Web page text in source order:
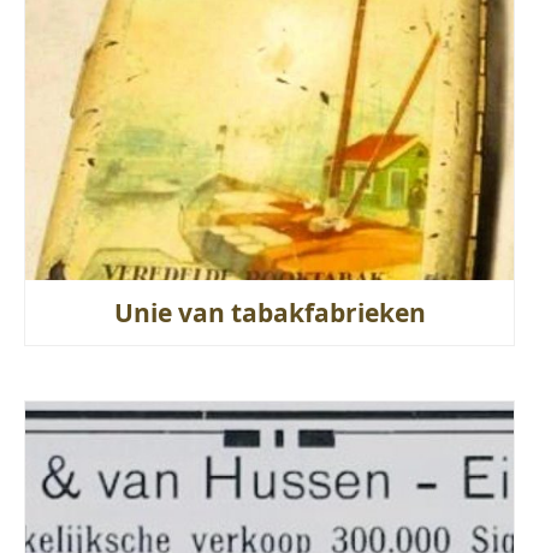
Unie van tabakfabrieken